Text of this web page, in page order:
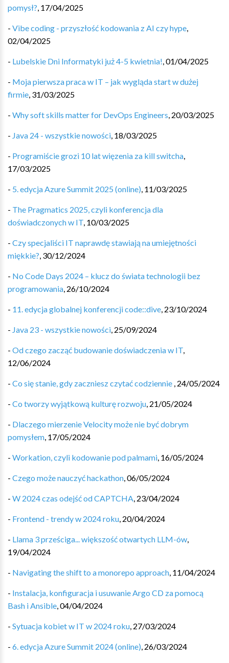
pomysł?, 17/04/2025
- Vibe coding - przyszłość kodowania z AI czy hype,
02/04/2025
- Lubelskie Dni Informatyki już 4-5 kwietnia!,01/04/2025
- Moja pierwsza praca w IT – jak wygląda start w dużej
firmie, 31/03/2025
- Why soft skills matter for DevOps Engineers, 20/03/2025
- Java 24 - wszystkie nowości, 18/03/2025
- Programiście grozi 10 lat więzenia za kill switcha,
17/03/2025
- 5. edycja Azure Summit 2025 (online), 11/03/2025
- The Pragmatics 2025, czyli konferencja dla
doświadczonych w IT, 10/03/2025
- Czy specjaliści IT naprawdę stawiają na umiejętności
miękkie?, 30/12/2024
- No Code Days 2024 – klucz do świata technologii bez
programowania, 26/10/2024
- 11. edycja globalnej konferencji code::dive, 23/10/2024
- Java 23 - wszystkie nowości, 25/09/2024
- Od czego zacząć budowanie doświadczenia w IT,
12/06/2024
- Co się stanie, gdy zaczniesz czytać codziennie , 24/05/2024
- Co tworzy wyjątkową kulturę rozwoju, 21/05/2024
- Dlaczego mierzenie Velocity może nie być dobrym
pomysłem, 17/05/2024
- Workation, czyli kodowanie pod palmami, 16/05/2024
- Czego może nauczyć hackathon,06/05/2024
- W 2024 czas odejść od CAPTCHA, 23/04/2024
- Frontend - trendy w 2024 roku, 20/04/2024
- Llama 3 prześciga... większość otwartych LLM-ów,
19/04/2024
- Navigating the shift to a monorepo approach, 11/04/2024
- Instalacja, konfiguracja i usuwanie Argo CD za pomocą
Bash i Ansible,04/04/2024
- Sytuacja kobiet w IT w 2024 roku, 27/03/2024
- 6. edycja Azure Summit 2024 (online), 26/03/2024